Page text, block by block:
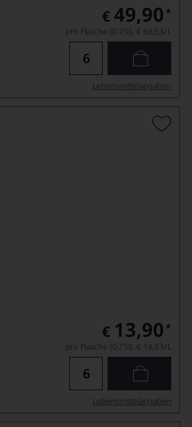
€ 49,90 *
pro Flasche (0.75l), € 66,53/L
Lebensmittel­angaben
€ 13,90 *
pro Flasche (0.75l), € 18,53/L
Lebensmittel­angaben